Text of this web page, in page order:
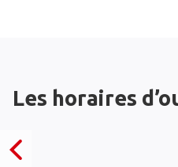
Les horaires